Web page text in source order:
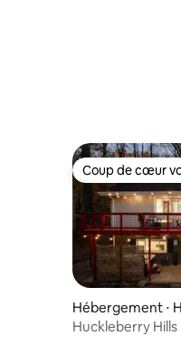
Coup de cœur
Coup de cœur
Hébergement ⋅
Huckleberry